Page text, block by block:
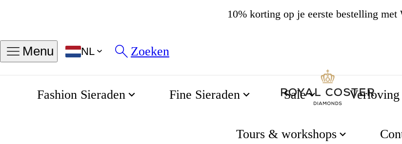
10% korting op je eerste bestelling
Menu NL Zoeken
Fashion Sieraden Fine Sieraden Sale Verloving
Tours & workshops
Gouden ketting - Klaver - 9 Karaat goud gezet met een